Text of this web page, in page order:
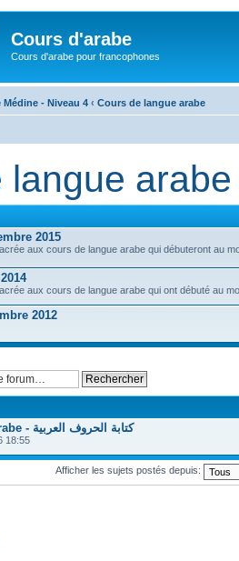
Cours d'arabe
Cours d'arabe pour francophones
Médine - Niveau 4 ‹ Cours de langue arabe
langue arabe
2015
aux cours de langue arabe qui débuteront au
aux cours de langue arabe qui ont débuté au
2012
Ecrire l'alphabet arabe - كتابة الحروف العربية
18:55
Afficher les sujets postés depuis: